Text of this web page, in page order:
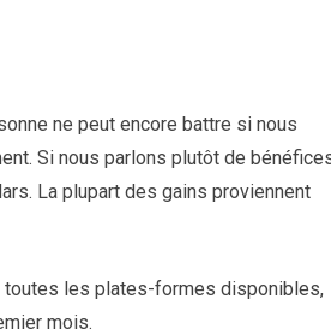
ne peut encore battre si nous
Si nous parlons plutôt de
La plupart des gains proviennent
toutes les plates-formes disponibles,
mois.